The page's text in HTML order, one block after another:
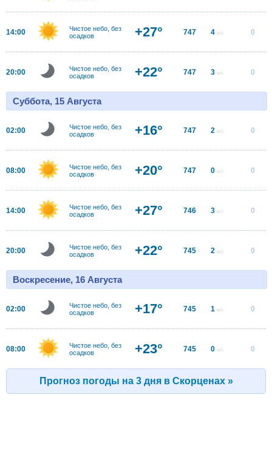
14:00
Чистое небо, без
осадков
+27° 747 4 м/с 0
20:00
Чистое небо, без
осадков
+22° 747 3 м/с 0
Суббота, 15 Августа
02:00
Чистое небо, без
осадков
+16° 747 2 м/с 0
08:00
Чистое небо, без
осадков
+20° 747 0 м/с 0
14:00
Чистое небо, без
осадков
+27° 746 3 м/с 0
20:00
Чистое небо, без
осадков
+22° 745 2 м/с 0
Воскресение, 16 Августа
02:00
Чистое небо, без
осадков
+17° 745 1 м/с 0
08:00
Чистое небо, без
осадков
+23° 745 0 м/с 0
Прогноз погоды на 3 дня в Скорценах »